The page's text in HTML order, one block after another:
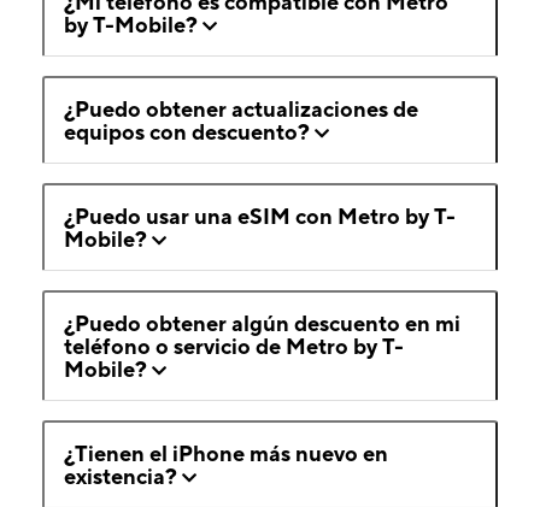
by T-Mobile?
¿Puedo obtener actualizaciones de
equipos con descuento?
¿Puedo usar una eSIM con Metro by T-
Mobile?
¿Puedo obtener algún descuento en mi
teléfono o servicio de Metro by T-
Mobile?
¿Tienen el iPhone más nuevo en
existencia?